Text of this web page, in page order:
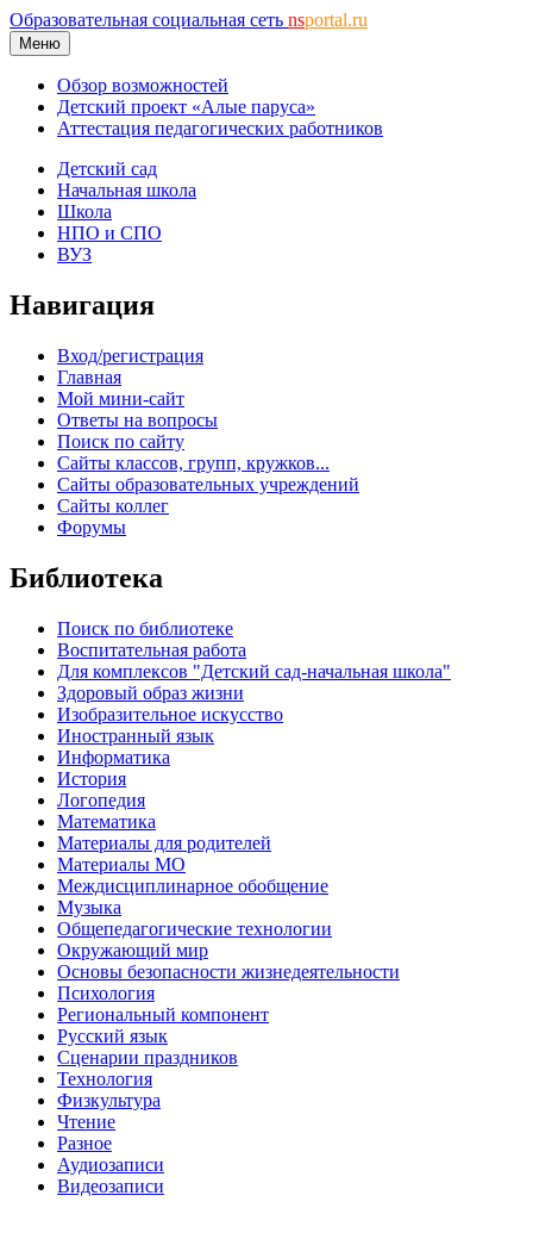
Образовательная социальная сеть nsportal.ru
Меню
Обзор возможностей
Детский проект «Алые паруса»
Аттестация педагогических работников
Детский сад
Начальная школа
Школа
НПО и СПО
ВУЗ
Навигация
Вход/регистрация
Главная
Мой мини-сайт
Ответы на вопросы
Поиск по сайту
Сайты классов, групп, кружков...
Сайты образовательных учреждений
Сайты коллег
Форумы
Библиотека
Поиск по библиотеке
Воспитательная работа
Для комплексов "Детский сад-начальная школа"
Здоровый образ жизни
Изобразительное искусство
Иностранный язык
Информатика
История
Логопедия
Математика
Материалы для родителей
Материалы МО
Междисциплинарное обобщение
Музыка
Общепедагогические технологии
Окружающий мир
Основы безопасности жизнедеятельности
Психология
Региональный компонент
Русский язык
Сценарии праздников
Технология
Физкультура
Чтение
Разное
Аудиозаписи
Видеозаписи